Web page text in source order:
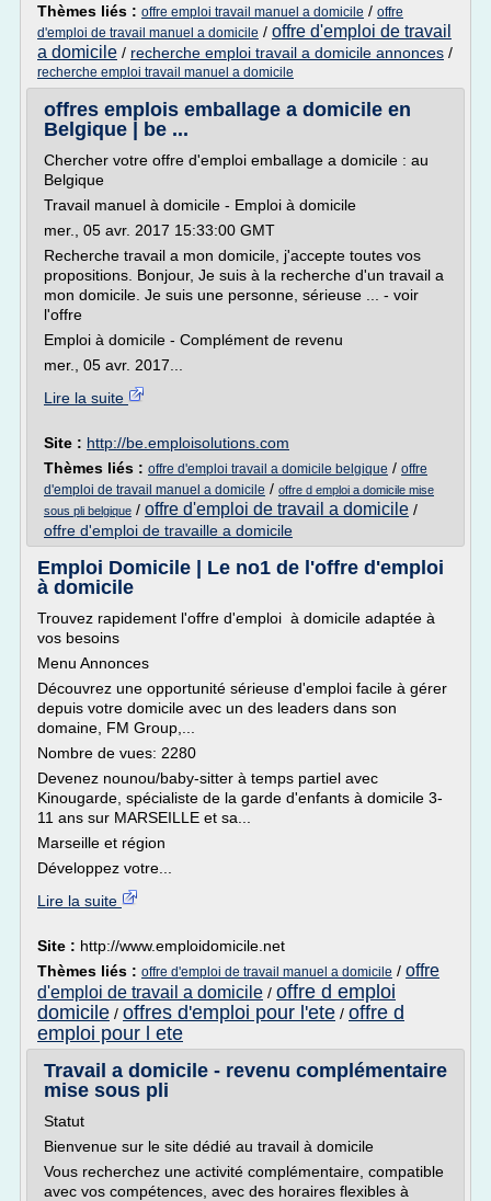
Thèmes liés : offre emploi travail manuel a domicile / offre
d'emploi de travail manuel a domicile / offre d'emploi de travail
a domicile / recherche emploi travail a domicile annonces /
recherche emploi travail manuel a domicile
offres emplois emballage a domicile en
Belgique | be ...
Chercher votre offre d'emploi emballage a domicile : au
Belgique
Travail manuel à domicile - Emploi à domicile
mer., 05 avr. 2017 15:33:00 GMT
Recherche travail a mon domicile, j'accepte toutes vos
propositions. Bonjour, Je suis à la recherche d'un travail a
mon domicile. Je suis une personne, sérieuse ... - voir
l'offre
Emploi à domicile - Complément de revenu
mer., 05 avr. 2017...
Lire la suite
Site : http://be.emploisolutions.com
Thèmes liés : offre d'emploi travail a domicile belgique / offre
d'emploi de travail manuel a domicile / offre d emploi a domicile mise
sous pli belgique / offre d'emploi de travail a domicile /
offre d'emploi de travaille a domicile
Emploi Domicile | Le no1 de l'offre d'emploi
à domicile
Trouvez rapidement l'offre d'emploi à domicile adaptée à
vos besoins
Menu Annonces
Découvrez une opportunité sérieuse d'emploi facile à gérer
depuis votre domicile avec un des leaders dans son
domaine, FM Group,...
Nombre de vues: 2280
Devenez nounou/baby-sitter à temps partiel avec
Kinougarde, spécialiste de la garde d'enfants à domicile 3-
11 ans sur MARSEILLE et sa...
Marseille et région
Développez votre...
Lire la suite
Site : http://www.emploidomicile.net
Thèmes liés : offre d'emploi de travail manuel a domicile / offre
d'emploi de travail a domicile / offre d emploi
domicile / offres d'emploi pour l'ete / offre d
emploi pour l ete
Travail a domicile - revenu complémentaire
mise sous pli
Statut
Bienvenue sur le site dédié au travail à domicile
Vous recherchez une activité complémentaire, compatible
avec vos compétences, avec des horaires flexibles à